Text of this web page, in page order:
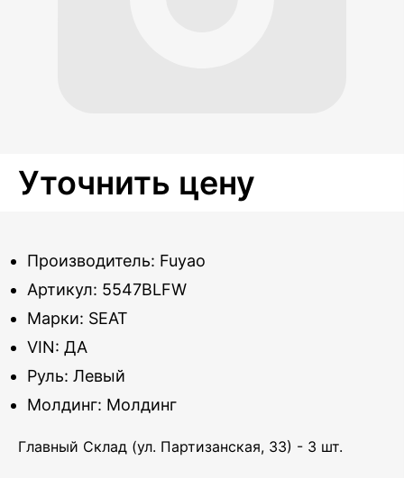
Уточнить цену
Производитель: Fuyao
Артикул: 5547BLFW
Марки: SEAT
VIN: ДА
Руль: Левый
Молдинг: Молдинг
Главный Склад (ул. Партизанская, 33) - 3 шт.